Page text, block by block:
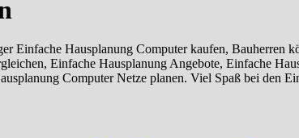
Einfache Hausplanung Computer kaufen, Bauherren
Einfache Hausplanung Angebote, Einfache
Computer Netze planen. Viel Spaß bei den